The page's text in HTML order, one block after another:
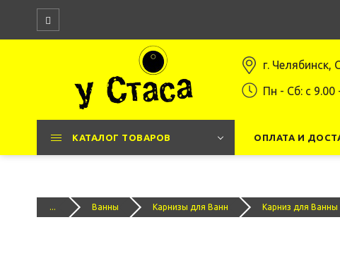
г.
Пн - Сб: c 9.00
КАТАЛОГ ТОВАРОВ ОПЛАТА И
... Ванны Карнизы для Ванн Карниз для Ванны